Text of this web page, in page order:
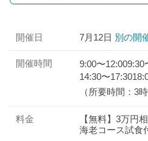
開催日 7月12日 別の開
開催時間 9:00〜12:009:30
14:30〜17:30
（所要時間：3
料金
【無料】3万円
海老コース試食